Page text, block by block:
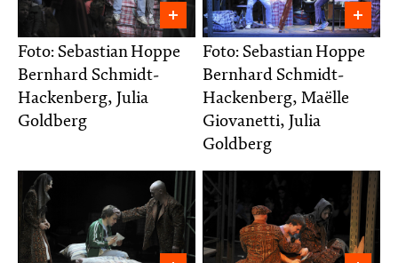
Foto: Sebastian Hoppe
Bernhard Schmidt-
Hackenberg, Julia
Goldberg
Foto: Sebastian Hoppe
Bernhard Schmidt-
Hackenberg, Maëlle
Giovanetti, Julia
Goldberg